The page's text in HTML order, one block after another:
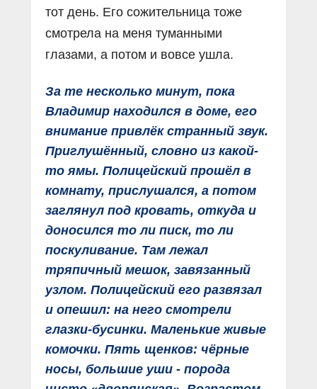
тот день. Его сожительница тоже
смотрела на меня туманными
глазами, а потом и вовсе ушла.
За те несколько минут, пока
Владимир находился в доме, его
внимание привлёк странный звук.
Приглушённый, словно из какой-
то ямы. Полицейский прошёл в
комнату, прислушался, а потом
заглянул под кровать, откуда и
доносился то ли писк, то ли
поскуливание. Там лежал
тряпичный мешок, завязанный
узлом. Полицейский его развязал
и опешил: на него смотрели
глазки-бусинки. Маленькие живые
комочки. Пять щенков: чёрные
носы, большие уши - порода